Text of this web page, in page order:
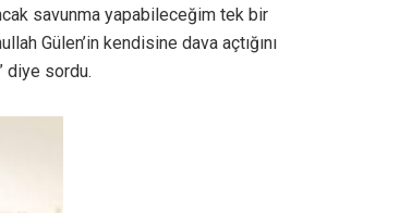
savunma yapabileceğim tek bir
Gülen’in kendisine dava açtığını
diye sordu.